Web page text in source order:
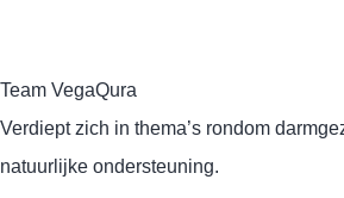
Team VegaQura
Verdiept zich in thema’s rondom
natuurlijke ondersteuning.